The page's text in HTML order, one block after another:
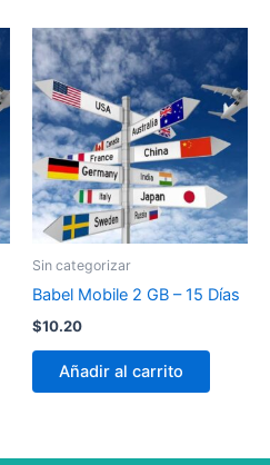
Sin categorizar
Babel Mobile 2 GB – 15 Días
$10.20
Añadir al carrito